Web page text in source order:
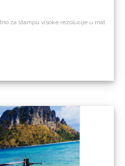
za štampu visoke rezolucije u mat